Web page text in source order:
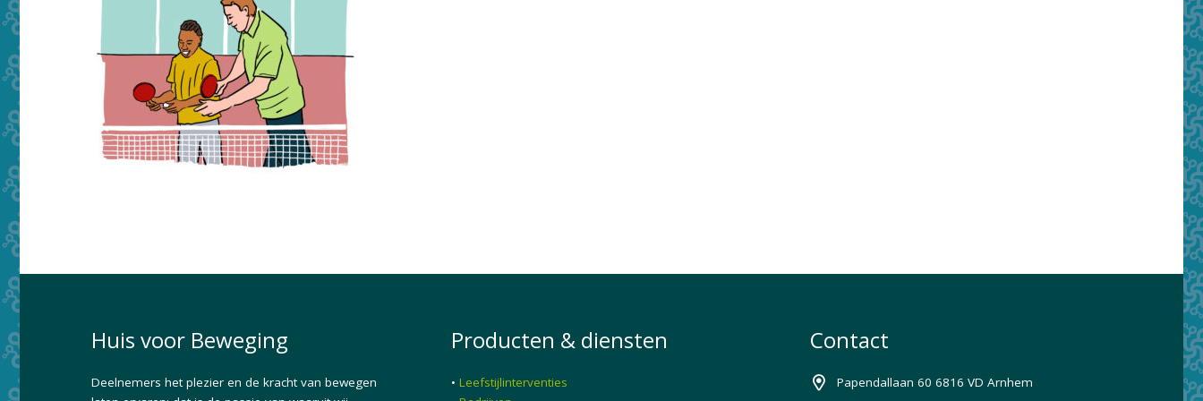
Huis voor Beweging
Deelnemers het plezier en de kracht van bewegen
Producten & diensten
• Leefstijlinterventies
Contact
Papendallaan 60 6816 VD Arnhem